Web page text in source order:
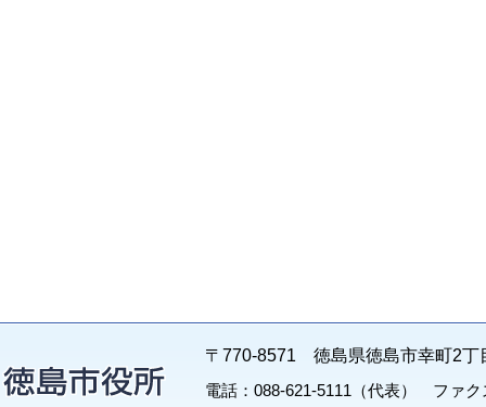
〒770-8571 徳島県徳島市幸町2丁
電話：088-621-5111（代表） ファク